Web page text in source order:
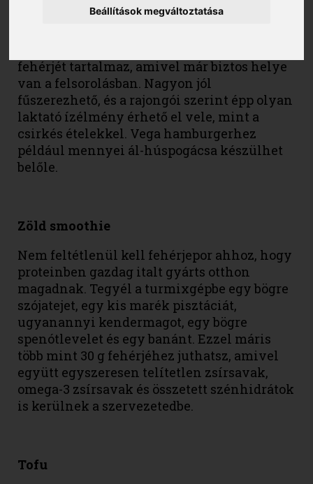
Beállítások megváltoztatása
fehérjét tartalmaz, amivel már biztos helye
van a felsorolásban. Nagyon jól
fűszerezhető, és a rajongói szerint épp olyan
laktató ízélmény érhető el vele, mint a
csirkés ételekkel. Vega hamburgerhez
például mennyei ál-húspogácsa készülhet
belőle.
Zöld smoothie
Nem feltétlenül kell fehérjepor ahhoz, hogy
proteinben gazdag italt gyárts otthon
magadnak. Tegyél a turmixgépbe egy bögre
szójatejet, egy kis marék pisztáciát,
ugyanannyi kendermagot, egy bögre
spenótlevelet és egy banánt. Ezzel máris
több mint 30 g fehérjéhez juthatsz, amivel
együtt egyszeresen telítetlen zsírsavak,
omega-3 zsírsavak és összetett szénhidrátok
is kerülnek a szervezetedbe.
Tofu